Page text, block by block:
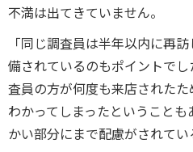
不満は出てきていません。
「同じ調査員は半年以内に再
備されているのもポイントで
査員の方が何度も来店された
わかってしまったということも
かい部分にまで配慮がされてい